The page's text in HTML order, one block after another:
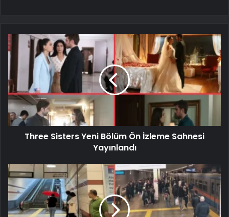
Three Sisters Yeni Bölüm Ön İzleme Sahnesi
Yayınlandı